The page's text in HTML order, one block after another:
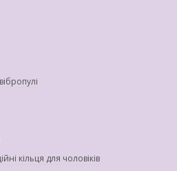
кільця для чоловіків